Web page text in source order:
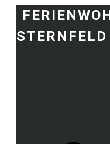
STERNFELD